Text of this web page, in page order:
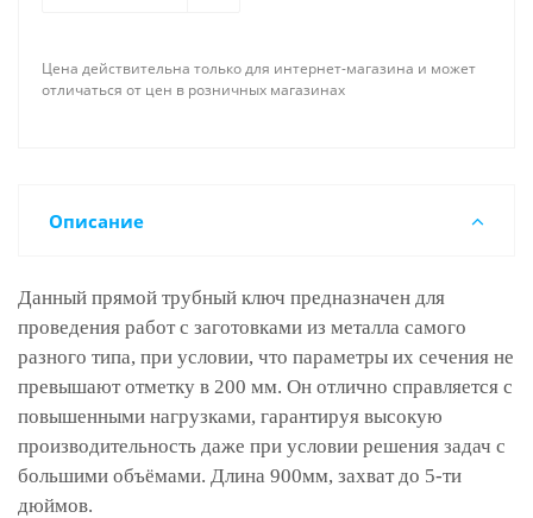
Цена действительна только для интернет-магазина и может
отличаться от цен в розничных магазинах
Описание
Данный прямой трубный ключ предназначен для
проведения работ с заготовками из металла самого
разного типа, при условии, что параметры их сечения не
превышают отметку в 200 мм. Он отлично справляется с
повышенными нагрузками, гарантируя высокую
производительность даже при условии решения задач с
большими объёмами. Длина 900мм, захват до 5-ти
дюймов.